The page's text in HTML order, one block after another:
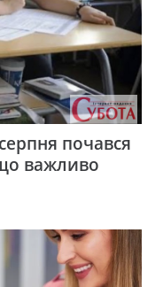
почався
важливо